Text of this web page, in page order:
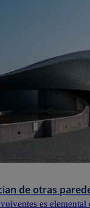
de otras
es